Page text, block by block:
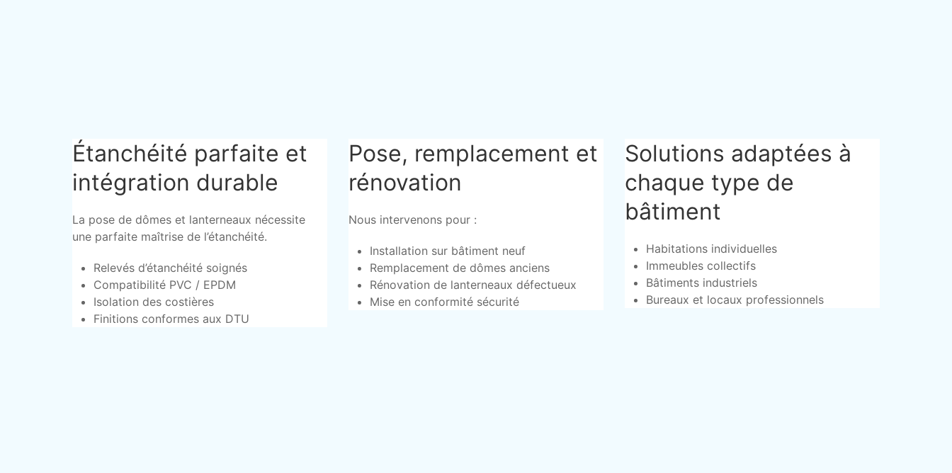
Étanchéité parfaite et
intégration durable
La pose de dômes et lanterneaux nécessite
une parfaite maîtrise de l’étanchéité.
Relevés d’étanchéité soignés
Compatibilité PVC / EPDM
Isolation des costières
Finitions conformes aux DTU
Pose, remplacement et
rénovation
Nous intervenons pour :
Installation sur bâtiment neuf
Remplacement de dômes anciens
Rénovation de lanterneaux défectueux
Mise en conformité sécurité
Solutions adaptées à
chaque type de
bâtiment
Habitations individuelles
Immeubles collectifs
Bâtiments industriels
Bureaux et locaux professionnels